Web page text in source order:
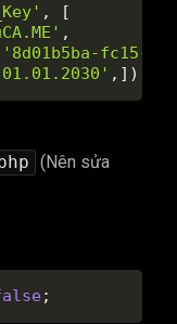
,
[
,
'8d01b5ba-fc15-
, ] )
(Nên sửa
;